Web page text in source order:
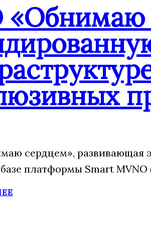
сердцем», развивающая
платформы Smart